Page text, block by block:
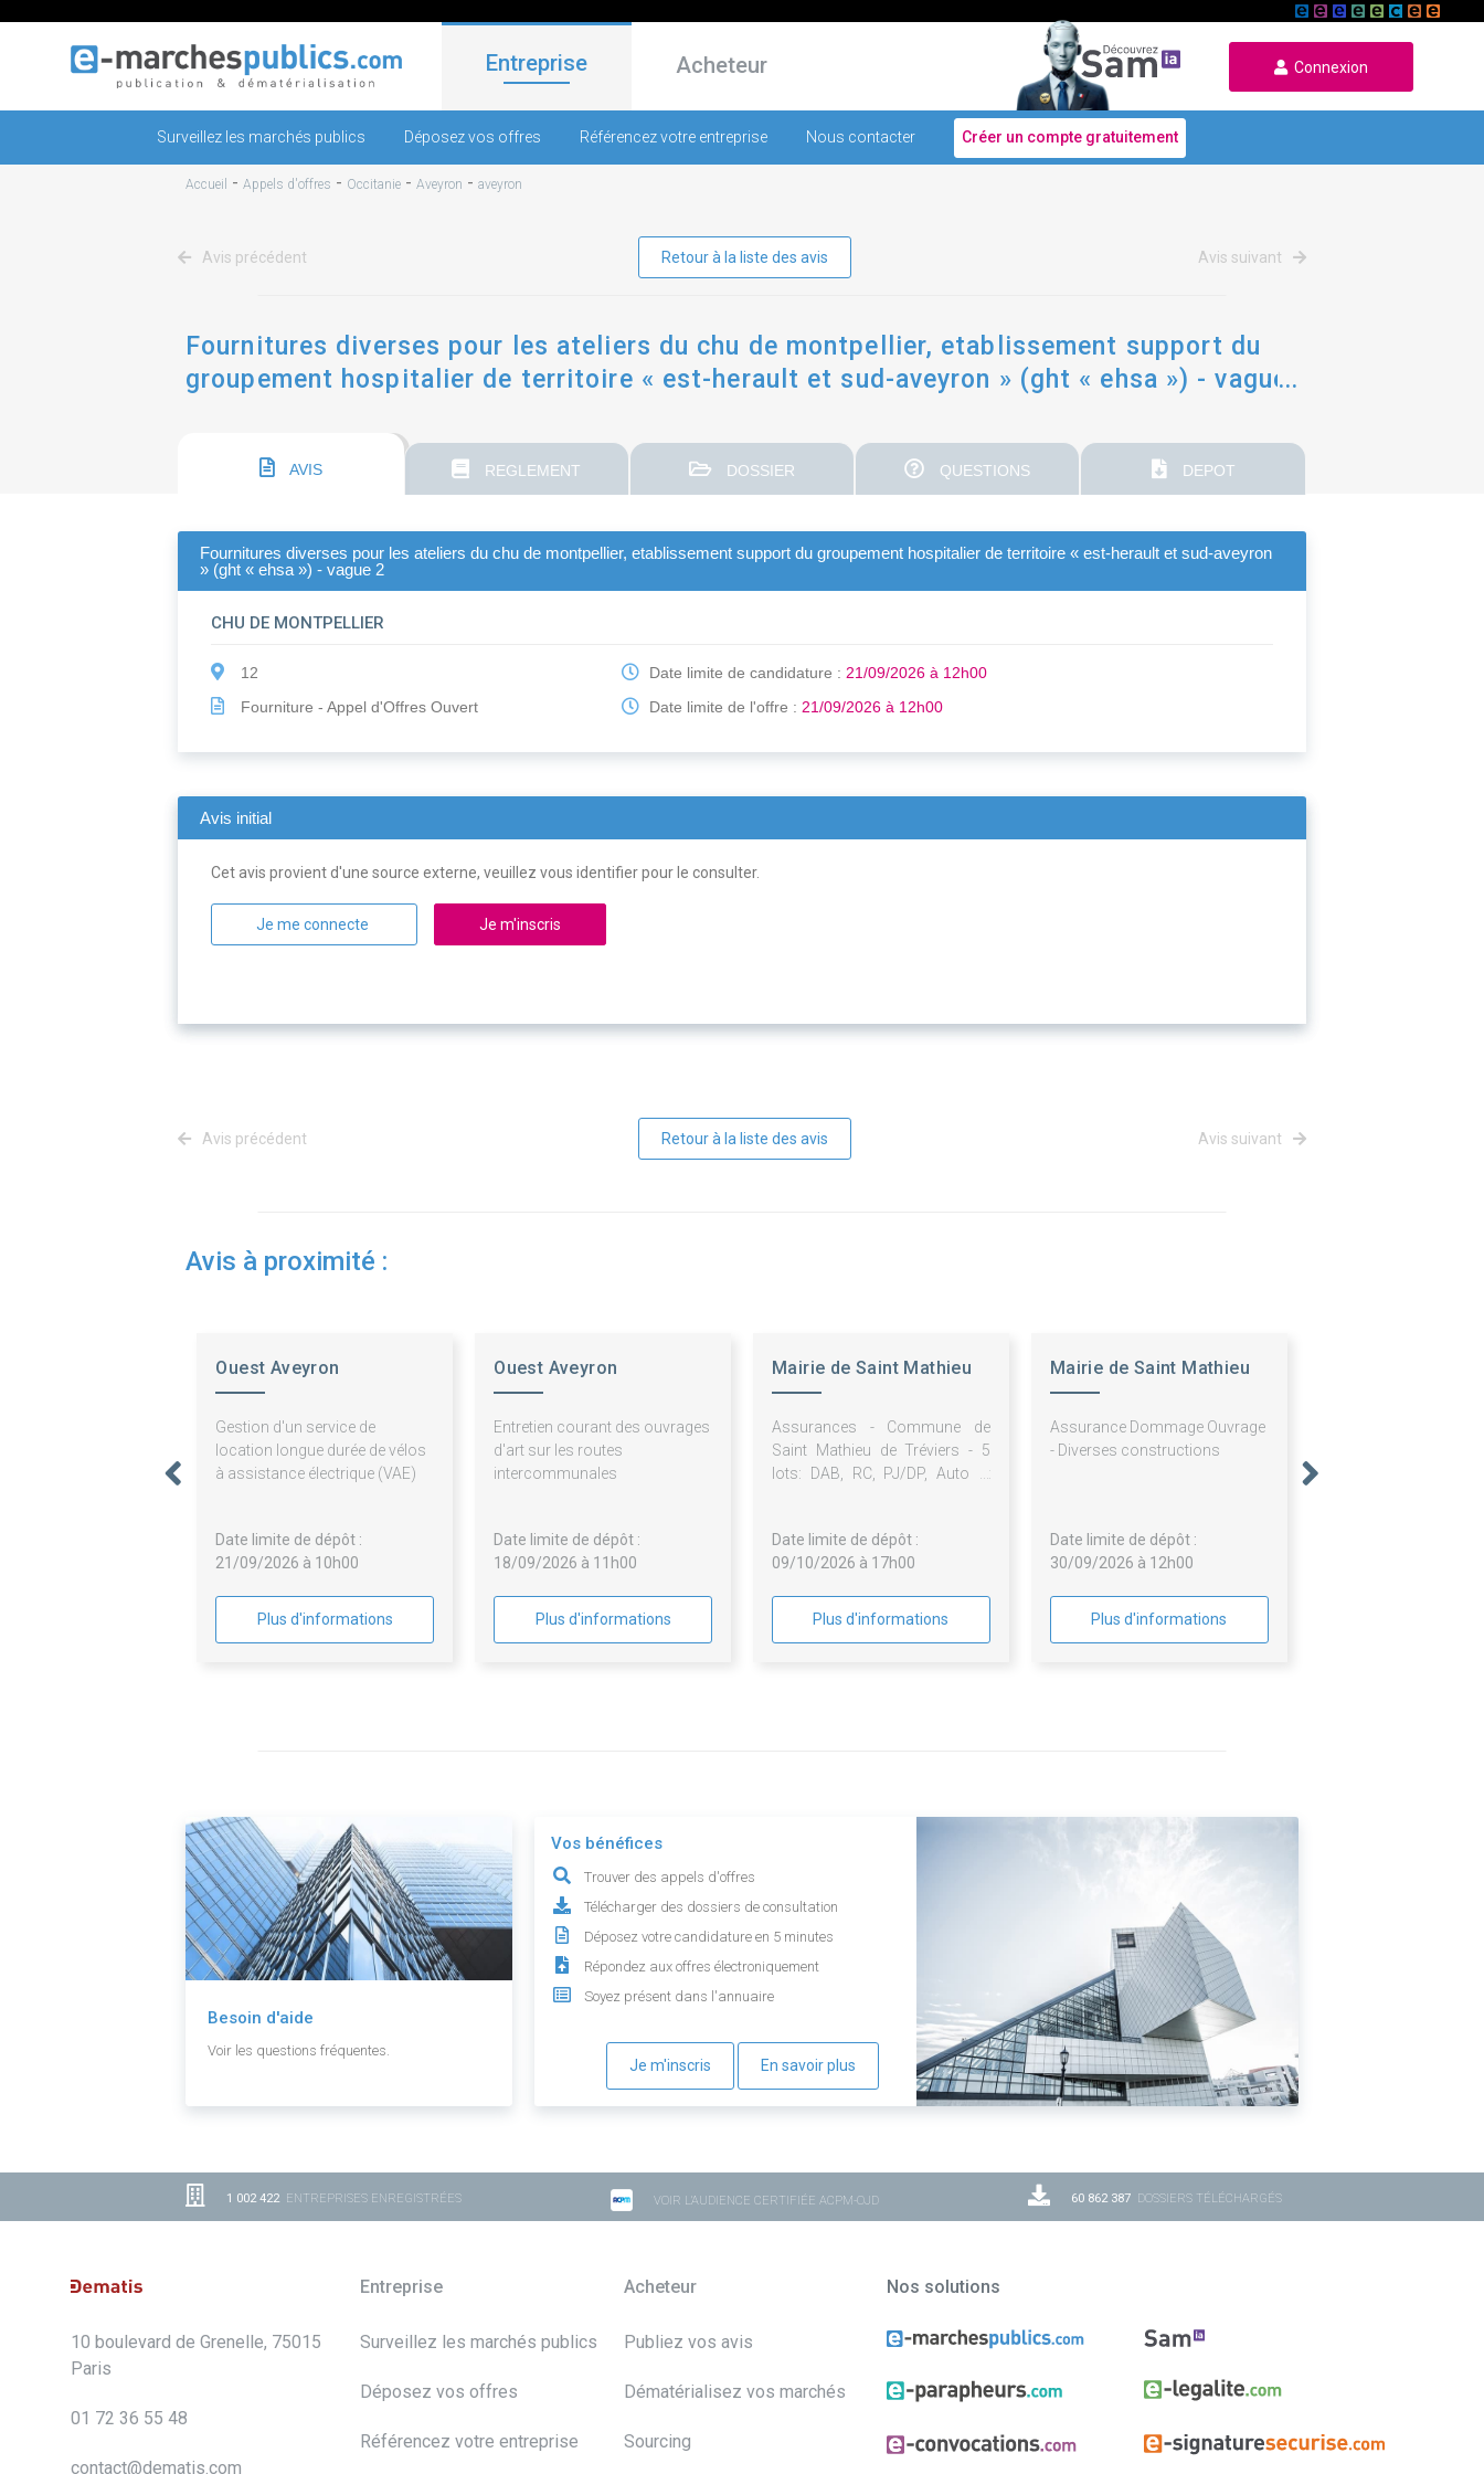
Entreprise Acheteur Connexion
Surveillez les marchés publics Déposez vos offres Référencez votre entreprise Nous contacter Créer un compte gratuitement
Accueil - Appels d'offres - Occitanie - Aveyron - aveyron
Avis précédent Retour à la liste des avis Avis suivant
Fournitures diverses pour les ateliers du chu de montpellier, etablissement support du
groupement hospitalier de territoire « est-herault et sud-aveyron » (ght « ehsa ») - vague
AVIS REGLEMENT DOSSIER QUESTIONS DEPOT
Fournitures diverses pour les ateliers du chu de montpellier, etablissement support du groupement hospitalier de territoire « est-herault et sud-aveyron
» (ght « ehsa ») - vague 2
CHU DE MONTPELLIER
12
Fourniture - Appel d'Offres Ouvert
Date limite de candidature : 21/09/2026 à 12h00
Date limite de l'offre : 21/09/2026 à 12h00
Avis initial
Cet avis provient d'une source externe, veuillez vous identifier pour le consulter.
Je me connecte Je m'inscris
Avis précédent Retour à la liste des avis Avis suivant
Avis à proximité :
Ouest Aveyron
Gestion d'un service de
location longue durée de vélos
à assistance électrique (VAE)
Date limite de dépôt :
21/09/2026 à 10h00
Plus d'informations
Ouest Aveyron
Entretien courant des ouvrages
d'art sur les routes
intercommunales
Date limite de dépôt :
18/09/2026 à 11h00
Plus d'informations
Mairie de Saint Mathieu
Assurances - Commune de
Saint Mathieu de Tréviers - 5
lots: DAB, RC, PJ/DP, Auto et
Date limite de dépôt :
09/10/2026 à 17h00
Plus d'informations
Mairie de Saint Mathieu
Assurance Dommage Ouvrage
- Diverses constructions
Date limite de dépôt :
30/09/2026 à 12h00
Plus d'informations
Besoin d'aide
Voir les questions fréquentes.
Vos bénéfices
Trouver des appels d'offres
Télécharger des dossiers de consultation
Déposez votre candidature en 5 minutes
Répondez aux offres électroniquement
Soyez présent dans l'annuaire
Je m'inscris En savoir plus
1 002 422ENTREPRISES ENREGISTRÉES VOIR L'AUDIENCE CERTIFIÉE ACPM-OJD 60 862 387 DOSSIERS TÉLÉCHARGÉS
10 boulevard de Grenelle, 75015
Paris
01 72 36 55 48
contact@dematis.com
Entreprise
Surveillez les marchés publics
Déposez vos offres
Référencez votre entreprise
Acheteur
Publiez vos avis
Dématérialisez vos marchés
Sourcing
Nos solutions